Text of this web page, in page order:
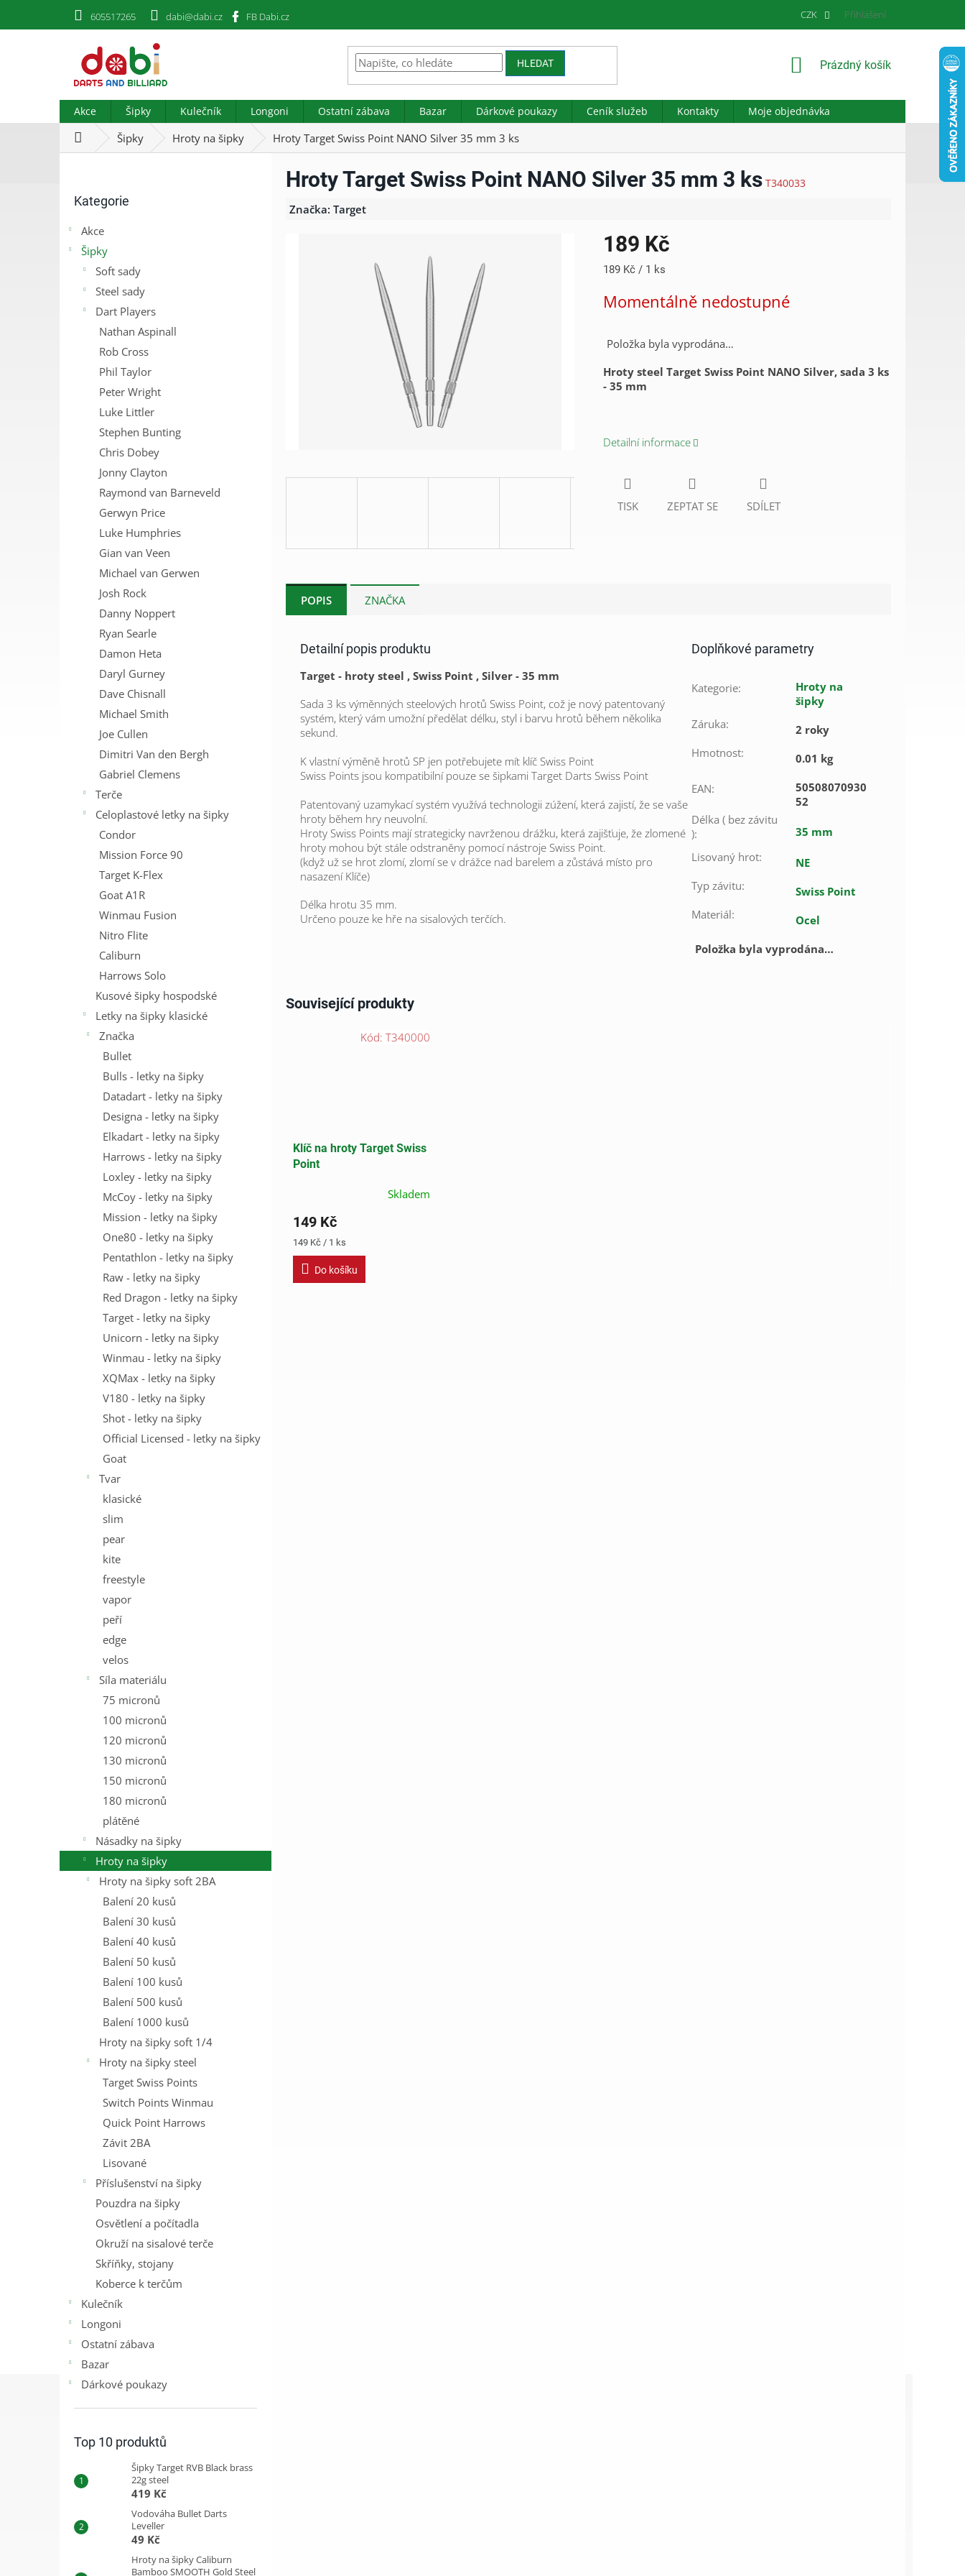
605517265 dabi@dabi.cz FB Dabi.cz CZK Přihlášení
HLEDAT
NÁKUPNÍ
Prázdný košík
Akce Šipky Kulečník Longoni Ostatní zábava Bazar Dárkové poukazy Ceník služeb Kontakty Moje objednávka
DomůŠipky Hroty na šipky Hroty Target Swiss Point NANO Silver 35 mm 3 ks
kategorie
Kategorie
Akce
Šipky
Soft sady
Steel sady
Dart Players
Nathan Aspinall
Rob Cross
Phil Taylor
Peter Wright
Luke Littler
Stephen Bunting
Chris Dobey
Jonny Clayton
Raymond van Barneveld
Gerwyn Price
Luke Humphries
Gian van Veen
Michael van Gerwen
Josh Rock
Danny Noppert
Ryan Searle
Damon Heta
Daryl Gurney
Dave Chisnall
Michael Smith
Joe Cullen
Dimitri Van den Bergh
Gabriel Clemens
Terče
Celoplastové letky na šipky
Condor
Mission Force 90
Target K-Flex
Goat A1R
Winmau Fusion
Nitro Flite
Caliburn
Harrows Solo
Kusové šipky hospodské
Letky na šipky klasické
Značka
Bullet
Bulls - letky na šipky
Datadart - letky na šipky
Designa - letky na šipky
Elkadart - letky na šipky
Harrows - letky na šipky
Loxley - letky na šipky
McCoy - letky na šipky
Mission - letky na šipky
One80 - letky na šipky
Pentathlon - letky na šipky
Raw - letky na šipky
Red Dragon - letky na šipky
Target - letky na šipky
Unicorn - letky na šipky
Winmau - letky na šipky
XQMax - letky na šipky
V180 - letky na šipky
Shot - letky na šipky
Official Licensed - letky na šipky
Goat
Tvar
klasické
slim
pear
kite
freestyle
vapor
peří
edge
velos
Síla materiálu
75 micronů
100 micronů
120 micronů
130 micronů
150 micronů
180 micronů
plátěné
Násadky na šipky
Hroty na šipky
Hroty na šipky soft 2BA
Balení 20 kusů
Balení 30 kusů
Balení 40 kusů
Balení 50 kusů
Balení 100 kusů
Balení 500 kusů
Balení 1000 kusů
Hroty na šipky soft 1/4
Hroty na šipky steel
Target Swiss Points
Switch Points Winmau
Quick Point Harrows
Závit 2BA
Lisované
Příslušenství na šipky
Pouzdra na šipky
Osvětlení a počítadla
Okruží na sisalové terče
Skříňky, stojany
Koberce k terčům
Kulečník
Longoni
Ostatní zábava
Bazar
Dárkové poukazy
Top 10 produktů
Šipky Target RVB Black brass
22g steel
419 Kč
Vodováha Bullet Darts
Leveller
49 Kč
Hroty na šipky Caliburn
Bamboo SMOOTH Gold Steel
Hroty Target Swiss Point NANO Silver 35 mm 3 ks T340033
Značka: Target
189 Kč
Měrná
189 Kč / 1 ks
Momentálně nedostupné
Položka byla vyprodána…
Hroty steel Target Swiss Point NANO Silver, sada 3 ks
- 35 mm
Detailní informace
TISK ZEPTAT SE SDÍLET
Související produkty
Klíč na hroty Target Swiss
Point
Skladem
149 Kč
Měrná
cena:
149 Kč / 1 ks
Do košíku
Kód: T340000
POPIS ZNAČKA
Detailní popis produktu
Target - hroty steel , Swiss Point , Silver - 35 mm
Sada 3 ks výměnných steelových hrotů Swiss Point, což je nový patentovaný
systém, který vám umožní předělat délku, styl i barvu hrotů během několika
sekund.
K vlastní výměně hrotů SP jen potřebujete mít klíč Swiss Point
Swiss Points jsou kompatibilní pouze se šipkami Target Darts Swiss Point
Patentovaný uzamykací systém využívá technologii zúžení, která zajistí, že se vaše
hroty během hry neuvolní.
Hroty Swiss Points mají strategicky navrženou drážku, která zajišťuje, že zlomené
hroty mohou být stále odstraněny pomocí nástroje Swiss Point.
(když už se hrot zlomí, zlomí se v drážce nad barelem a zůstává místo pro
nasazení Klíče)
Délka hrotu 35 mm.
Určeno pouze ke hře na sisalových terčích.
Doplňkové parametry
Kategorie:
Hroty na
šipky
Záruka:
2 roky
Hmotnost: 0.01 kg
EAN:
50508070930
52
Délka ( bez závitu
):
35 mm
Lisovaný hrot:
NE
Typ závitu:
Swiss Point
Materiál:
Ocel
Položka byla vyprodána…